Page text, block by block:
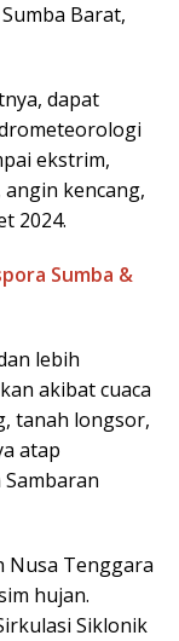
Barat,
dapat
ekstrim,
kencang,
2024.
Sumba &
lebih
akibat cuaca
tanah longsor,
atap
Nusa Tenggara
hujan.
Siklonik